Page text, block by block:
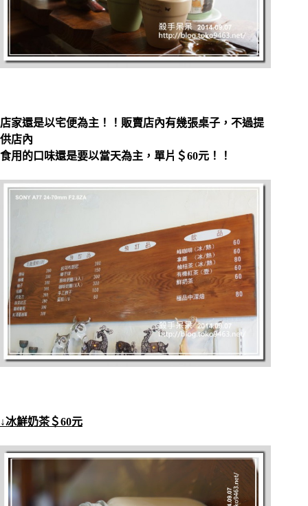
店家還是以宅便為主！！販賣店內有幾張桌子，不過提
供店內
食用的口味還是要以當天為主，單片＄60元！！
↓冰鮮奶茶＄60元